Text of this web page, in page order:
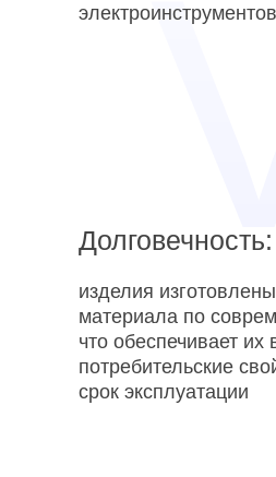
Долговечность:
изделия
материала по
что обеспечивает их
потребительские
срок эксплуатации